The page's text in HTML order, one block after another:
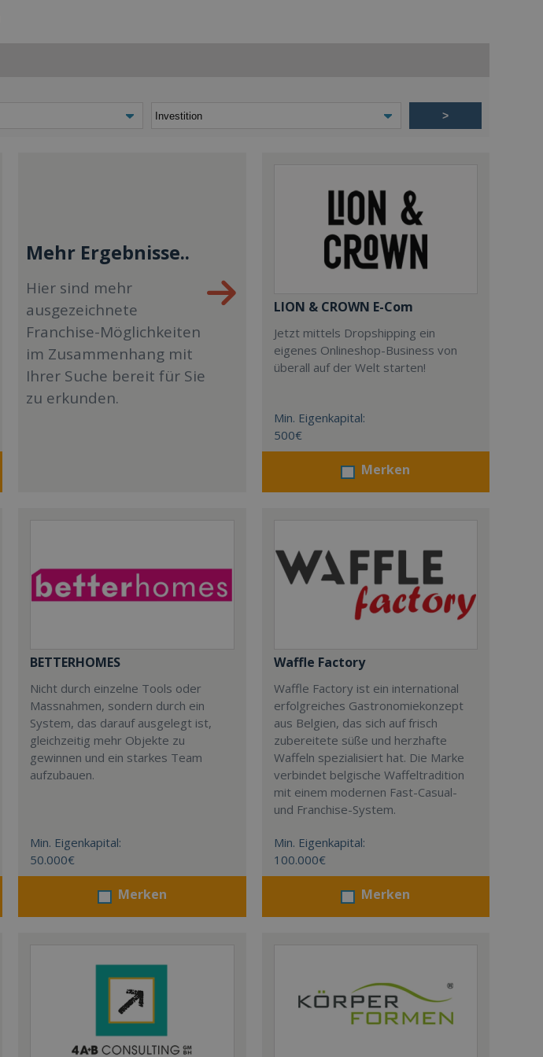
>
Mehr Ergebnisse..
Hier sind mehr
ausgezeichnete
Franchise-Möglichkeiten
im Zusammenhang mit
Ihrer Suche bereit für Sie
zu erkunden.
LION & CROWN E-Com
Jetzt mittels Dropshipping ein
eigenes Onlineshop-Business von
überall auf der Welt starten!
Min. Eigenkapital:
500€
Merken
BETTERHOMES
Nicht durch einzelne Tools oder
Massnahmen, sondern durch ein
System, das darauf ausgelegt ist,
gleichzeitig mehr Objekte zu
gewinnen und ein starkes Team
aufzubauen.
Min. Eigenkapital:
50.000€
Merken
Waffle Factory
Waffle Factory ist ein international
erfolgreiches Gastronomiekonzept
aus Belgien, das sich auf frisch
zubereitete süße und herzhafte
Waffeln spezialisiert hat. Die Marke
verbindet belgische Waffeltradition
mit einem modernen Fast-Casual-
und Franchise-System.
Min. Eigenkapital:
100.000€
Merken